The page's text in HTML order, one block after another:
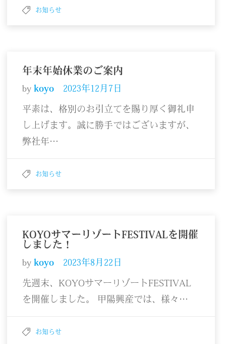
お知らせ
年末年始休業のご案内
by koyo 2023年12月7日
平素は、格別のお引立てを賜り厚く御礼申
し上げます。誠に勝手ではございますが、
弊社年…
お知らせ
KOYOサマーリゾートFESTIVALを開催
しました！
by koyo 2023年8月22日
先週末、KOYOサマーリゾートFESTIVAL
を開催しました。 甲陽興産では、様々…
お知らせ